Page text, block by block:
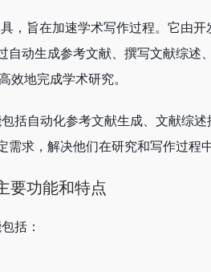
，旨在加速学术写作过程。它由
自动生成参考文献、撰写文献综述
效地完成学术研究。
括自动化参考文献生成、文献综
需求，解决他们在研究和写作过程
要功能和特点
括：